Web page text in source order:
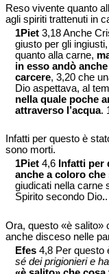
Reso vivente quanto
agli spiriti trattenuti in
1Piet 3,18 Anche
giusto per gli
quanto alla carne,
in esso andò
carcere, 3,20 che
Dio aspettava, al
nella quale poche
attraverso l’acqua.
Infatti per questo è
sono morti.
1Piet 4,6 Infatti per
anche a coloro
giudicati nella carne
Spirito secondo Dio.
Ora, questo «è salito»
anche disceso nelle
Efes 4,8 Per questo
sé dei prigionieri e